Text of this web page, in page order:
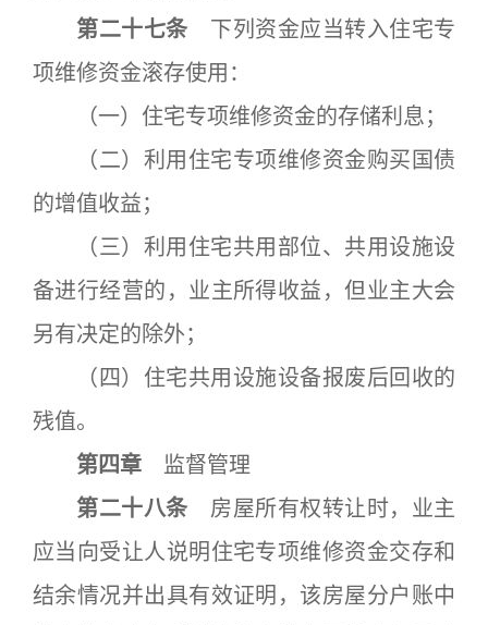
第二十七条 下列资金应当转入住宅专
项维修资金滚存使用：
（一）住宅专项维修资金的存储利息；
（二）利用住宅专项维修资金购买国债
的增值收益；
（三）利用住宅共用部位、共用设施设
备进行经营的，业主所得收益，但业主大会
另有决定的除外；
（四）住宅共用设施设备报废后回收的
残值。
第四章 监督管理
第二十八条 房屋所有权转让时，业主
应当向受让人说明住宅专项维修资金交存和
结余情况并出具有效证明，该房屋分户账中